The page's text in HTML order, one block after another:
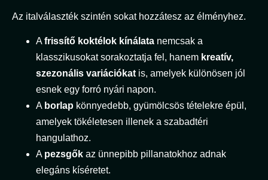
Az italválaszték szintén sokat hozzátesz az élményhez.
Afrissítő koktélok kínálata nemcsak a
klasszikusokat sorakoztatja fel, hanem kreatív,
szezonális variációkat is, amelyek különösen jól
esnek egy forró nyári napon.
A borlap könnyedebb, gyümölcsös tételekre épül,
amelyek tökéletesen illenek a szabadtéri
hangulathoz.
A pezsgők az ünnepibb pillanatokhoz adnak
elegáns kíséretet.